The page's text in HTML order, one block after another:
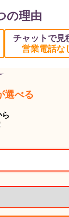
の理由
チャットで見
営業電話な
選べる